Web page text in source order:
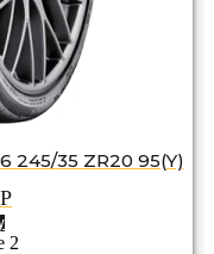
245/35 ZR20 95(Y)
Р
2